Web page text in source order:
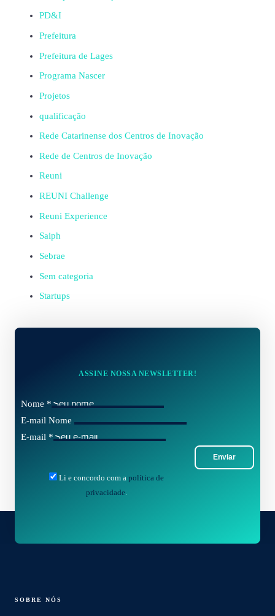
PD&I
Prefeitura
Prefeitura de Lages
Programa Nascer
Projetos
qualificação
Rede Catarinense dos Centros de Inovação
Rede de Centros de Inovação
Reuni
REUNI Challenge
Reuni Experience
Saiph
Sebrae
Sem categoria
Startups
ASSINE NOSSA NEWSLETTER!
Nome *
E-mail Nome
E-mail *
Enviar
Li e concordo com a política de
privacidade
SOBRE NÓS